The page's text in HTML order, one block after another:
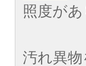
照度があ
汚れ異